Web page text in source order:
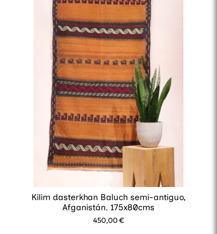
Kilim dasterkhan Baluch semi-antiguo,
Afganistán. 175x80cms
450,00€